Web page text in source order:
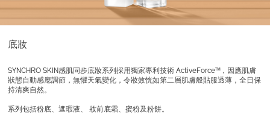
底妝
SYNCHRO SKIN感肌同步底妝系列採用獨家專利技術 ActiveForce™，因應肌膚
狀態自動感應調節，無懼天氣變化，令妝效恍如第二層肌膚般貼服透薄 ，全日保
持清爽自然。
系列包括粉底、遮瑕液、 妝前底霜、蜜粉及粉餅。